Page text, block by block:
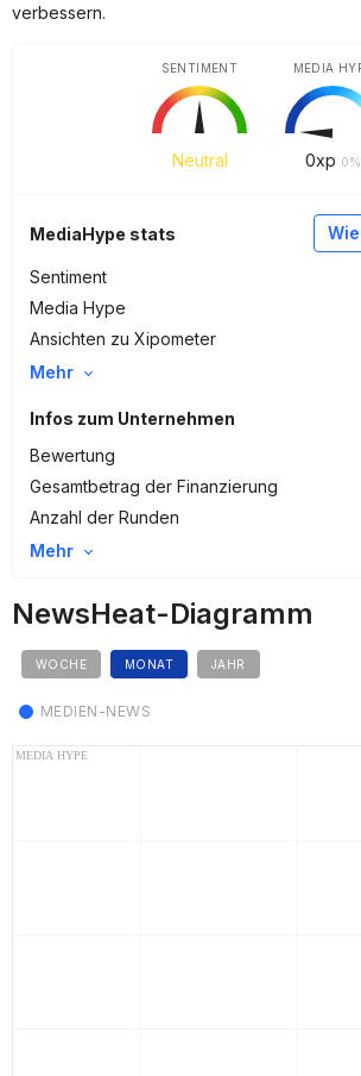
verbessern.
Neutral
SENTIMENT
0xp 0%
MEDIA
MediaHype stats
Sentiment
Media Hype
Ansichten zu Xipometer
Mehr
Infos zum Unternehmen
Bewertung
Gesamtbetrag der Finanzierung
Anzahl der Runden
Mehr
NewsHeat-Diagramm
WOCHE MONAT JAHR
MEDIEN-NEWS